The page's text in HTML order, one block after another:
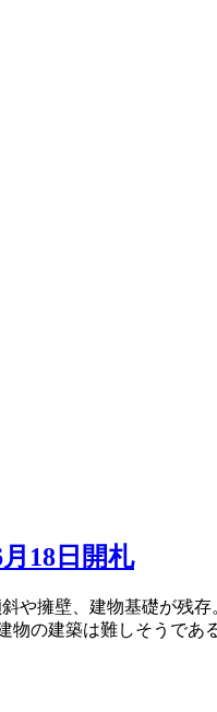
18日開札
や擁壁、建物基礎が残
の建築は難しそうであ